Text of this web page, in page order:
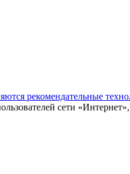
рекомендательные
сети